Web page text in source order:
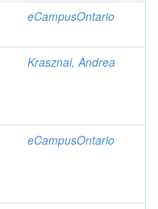
eCampusOntario
Krasznai, Andrea
eCampusOntario